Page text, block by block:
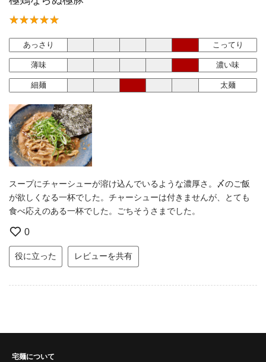
あっさり こってり
薄味 濃い味
細麺 太麺
スープにチャーシューが溶け込んでいるような濃厚さ。〆のご飯
が欲しくなる一杯でした。チャーシューは付きませんが、とても
食べ応えのある一杯でした。ごちそうさまでした。
0
役に立った レビューを共有
宅麺について